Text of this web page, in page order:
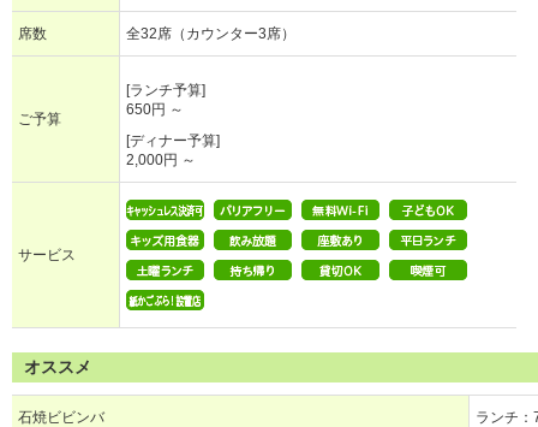
席数 全32席（カウンター3席）
ご予算
[ランチ予算]
650円 ～
[ディナー予算]
2,000円 ～
サービス
オススメ
石焼ビビンバ ランチ